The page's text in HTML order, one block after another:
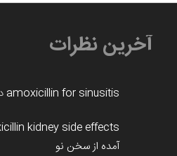
آخرین نظرات
amoxicillin for sinusitis
kidney side effects
آمده از سخن نو